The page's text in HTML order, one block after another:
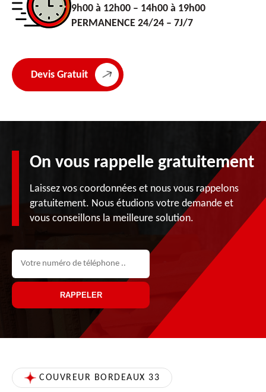
9h00 à 12h00 – 14h00 à 19h00
PERMANENCE 24/24 – 7J/7
Devis Gratuit
On vous rappelle gratuitement
Laissez vos coordonnées et nous vous rappelons
gratuitement. Nous étudions votre demande et
vous conseillons la meilleure solution.
COUVREUR BORDEAUX 33